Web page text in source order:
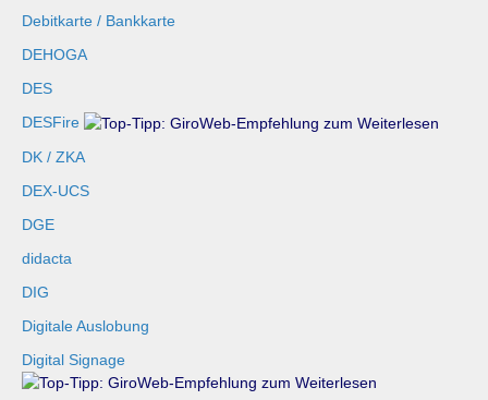
Debitkarte / Bankkarte
DEHOGA
DES
DESFire
DK / ZKA
DEX-UCS
DGE
didacta
DIG
Digitale Auslobung
Digital Signage